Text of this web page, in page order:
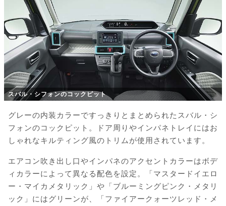
スバル・シフォンのコックピット
グレーの内装カラーですっきりとまとめられたスバル・シ
フォンのコックピット。ドア周りやインパネトレイにはお
しゃれなキルティング風のトリムが使用されています。
エアコン吹き出し口やインパネのアクセントカラーはボデ
ィカラーによって異なる配色を設定。「マスタードイエロ
ー・マイカメタリック」や「ブルーミングピンク・メタリ
ック」にはグリーンが、「ファイアークォーツレッド・メ